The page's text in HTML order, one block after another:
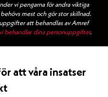
vi pengarna för andra viktiga
mest och gör stor skillnad.
att behandlas av Amref
behandlar dina personuppgifter.
att våra insatser